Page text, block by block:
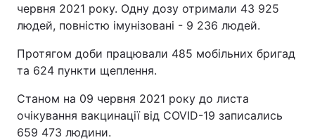
червня 2021 року. Одну дозу отримали 43 925
людей, повністю імунізовані - 9 236 людей.
Протягом доби працювали 485 мобільних бригад
та 624 пункти щеплення.
Станом на 09 червня 2021 року до листа
очікування вакцинації від COVID-19 записались
659 473 людини.